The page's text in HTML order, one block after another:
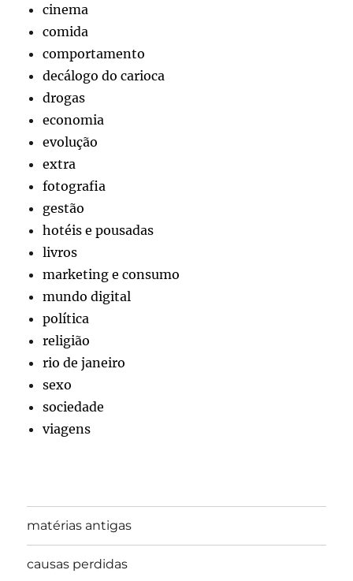
cinema
comida
comportamento
decálogo do carioca
drogas
economia
evolução
extra
fotografia
gestão
hotéis e pousadas
livros
marketing e consumo
mundo digital
política
religião
rio de janeiro
sexo
sociedade
viagens
matérias antigas
causas perdidas